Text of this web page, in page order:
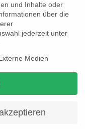
und Inhalte oder
über die
jederzeit unter
Medien